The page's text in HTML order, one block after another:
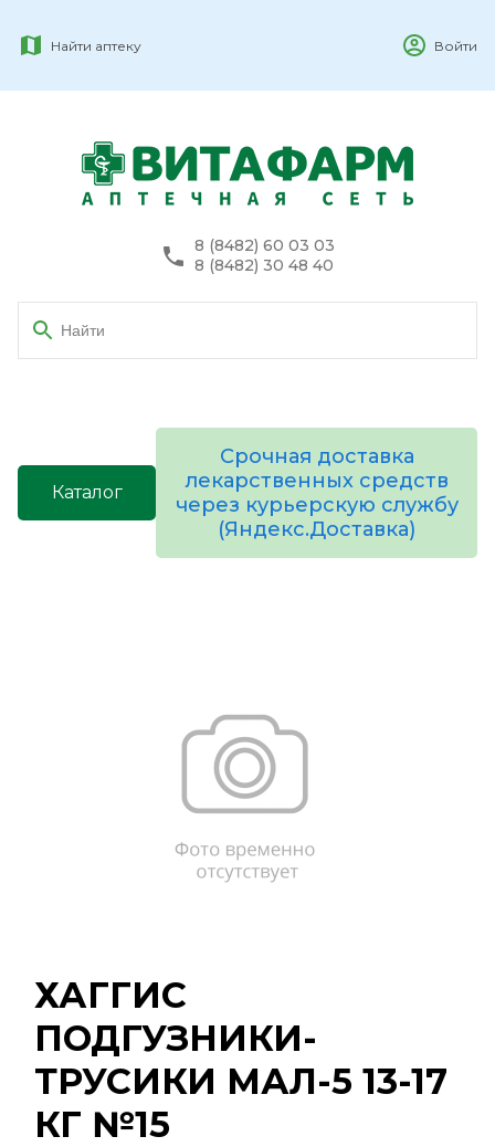
Найти аптеку Войти
8 (8482) 60 03 03
8 (8482) 30 48 40
Каталог
Срочная доставка
лекарственных средств
через курьерскую службу
(Яндекс.Доставка)
ХАГГИС
ПОДГУЗНИКИ-
ТРУСИКИ МАЛ-5 13-17
КГ №15